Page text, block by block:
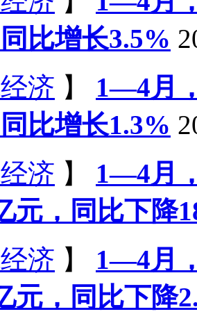
比增长3.5%
济 】 1—4月
比增长1.3%
济 】 1—4月
元，同比下降
济 】 1—4月
元，同比下降